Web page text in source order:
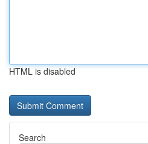
HTML is disabled
Search